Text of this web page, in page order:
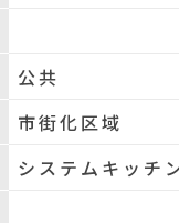
公共
市街化区域
システムキッチ